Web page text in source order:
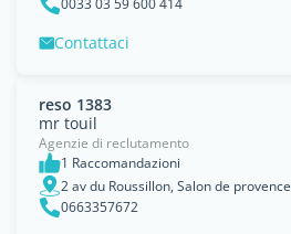
0033 03 59 600 414
Contattaci
reso 1383
mr touil
Agenzie di reclutamento
1 Raccomandazioni
2 av du Roussillon, Salon de provence
0663357672